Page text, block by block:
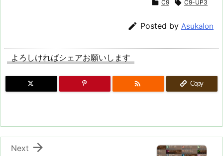
 C9  C9-UP3
 Posted by Asukalon
よろしければシェアお願いします
 Copy

Next